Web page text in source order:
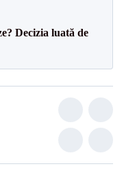
Decizia luată de